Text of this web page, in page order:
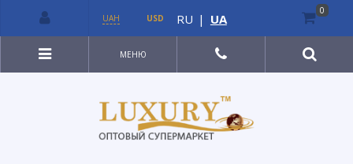
МЕНЮ
UAH USD RU | UA
0